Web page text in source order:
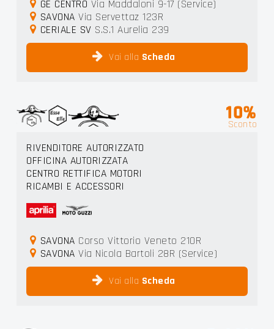
GE CENTRO Via Maddaloni 9-17 (Service)
SAVONA Via Servettaz 123R
CERIALE SV S.S.1 Aurelia 239
Vai alla Scheda
10%
Sconto
RIVENDITORE AUTORIZZATO
OFFICINA AUTORIZZATA
CENTRO RETTIFICA MOTORI
RICAMBI E ACCESSORI
SAVONA Corso Vittorio Veneto 210R
SAVONA Via Nicola Bartoli 28R (Service)
Vai alla Scheda